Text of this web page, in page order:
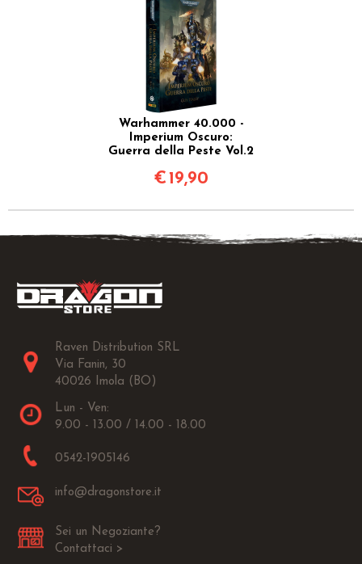
Warhammer 40.000 -
Imperium Oscuro:
Guerra della Peste Vol.2
€ 19,90
Raven Distribution SRL
Via Fanin, 30
40026 Imola (BO)
Lun - Ven:
9.00 - 13.00 / 14.00 - 18.00
0542-1905146
info@dragonstore.it
Sei un Negoziante?
Contattaci >